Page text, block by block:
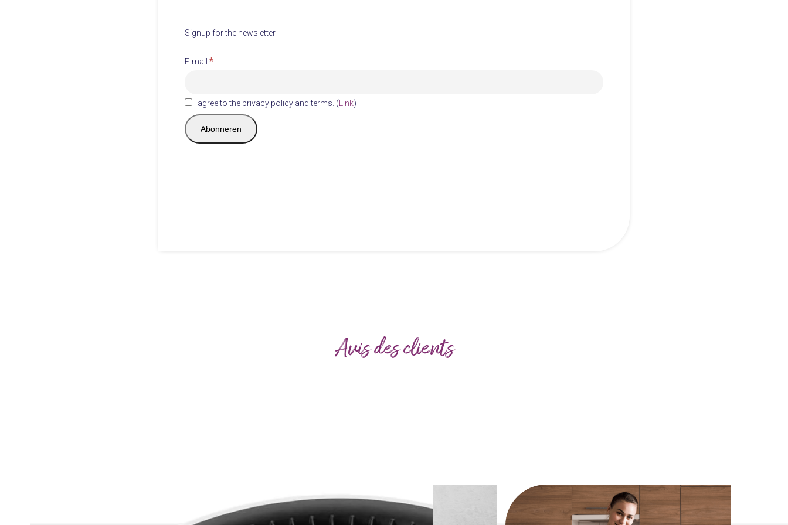
Signup for the newsletter
E-mail *
I agree to the privacy policy and terms. (Link)
Avis des clients
the